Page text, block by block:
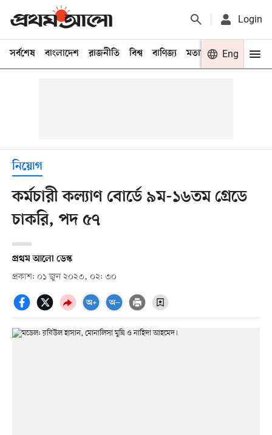
Login
সর্বশেষ বাংলাদেশ রাজনীতি বিশ্ব বাণিজ্য মতামত খেলা
Eng
নিয়োগ
কর্মচারী কল্যাণ বোর্ডে ৯ম-১৬তম গ্রেডে
চাকরি, পদ ৫৭
প্রথম আলো ডেস্ক
প্রকাশ: ০১ জুন ২০২৩, ০২: ৩০